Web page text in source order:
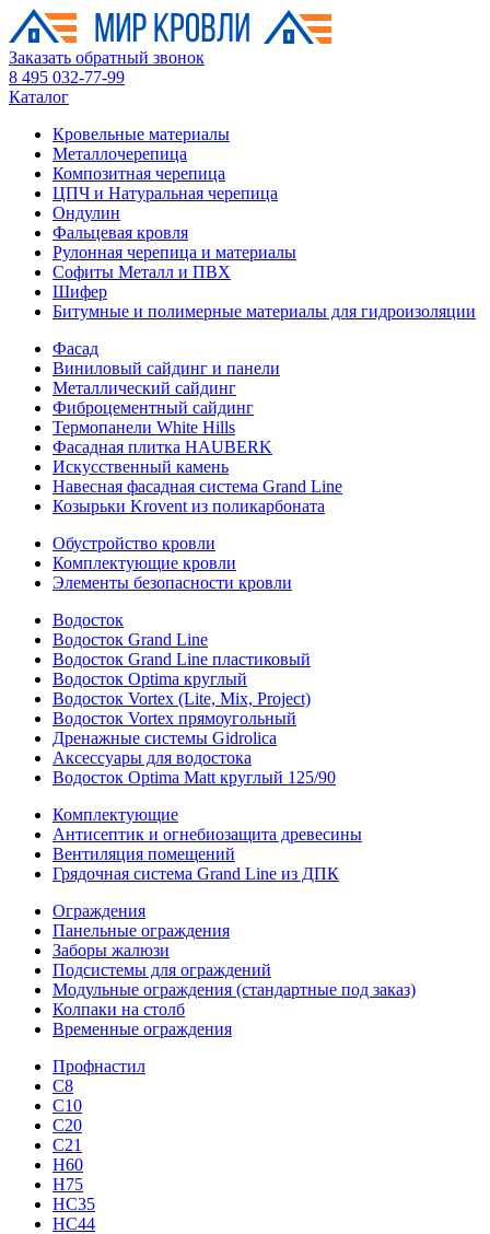
Заказать обратный звонок
8 495 032-77-99
Каталог
Кровельные материалы
Металлочерепица
Композитная черепица
ЦПЧ и Натуральная черепица
Ондулин
Фальцевая кровля
Рулонная черепица и материалы
Софиты Металл и ПВХ
Шифер
Битумные и полимерные материалы для гидроизоляции
Фасад
Виниловый сайдинг и панели
Металлический сайдинг
Фиброцементный сайдинг
Термопанели White Hills
Фасадная плитка HAUBERK
Искусственный камень
Навесная фасадная система Grand Line
Козырьки Krovent из поликарбоната
Обустройство кровли
Комплектующие кровли
Элементы безопасности кровли
Водосток
Водосток Grand Line
Водосток Grand Line пластиковый
Водосток Optima круглый
Водосток Vortex (Lite, Mix, Project)
Водосток Vortex прямоугольный
Дренажные системы Gidrolica
Аксессуары для водостока
Водосток Optima Matt круглый 125/90
Комплектующие
Антисептик и огнебиозащита древесины
Вентиляция помещений
Грядочная система Grand Line из ДПК
Ограждения
Панельные ограждения
Заборы жалюзи
Подсистемы для ограждений
Модульные ограждения (стандартные под заказ)
Колпаки на столб
Временные ограждения
Профнастил
С8
С10
С20
С21
H60
H75
HС35
НС44